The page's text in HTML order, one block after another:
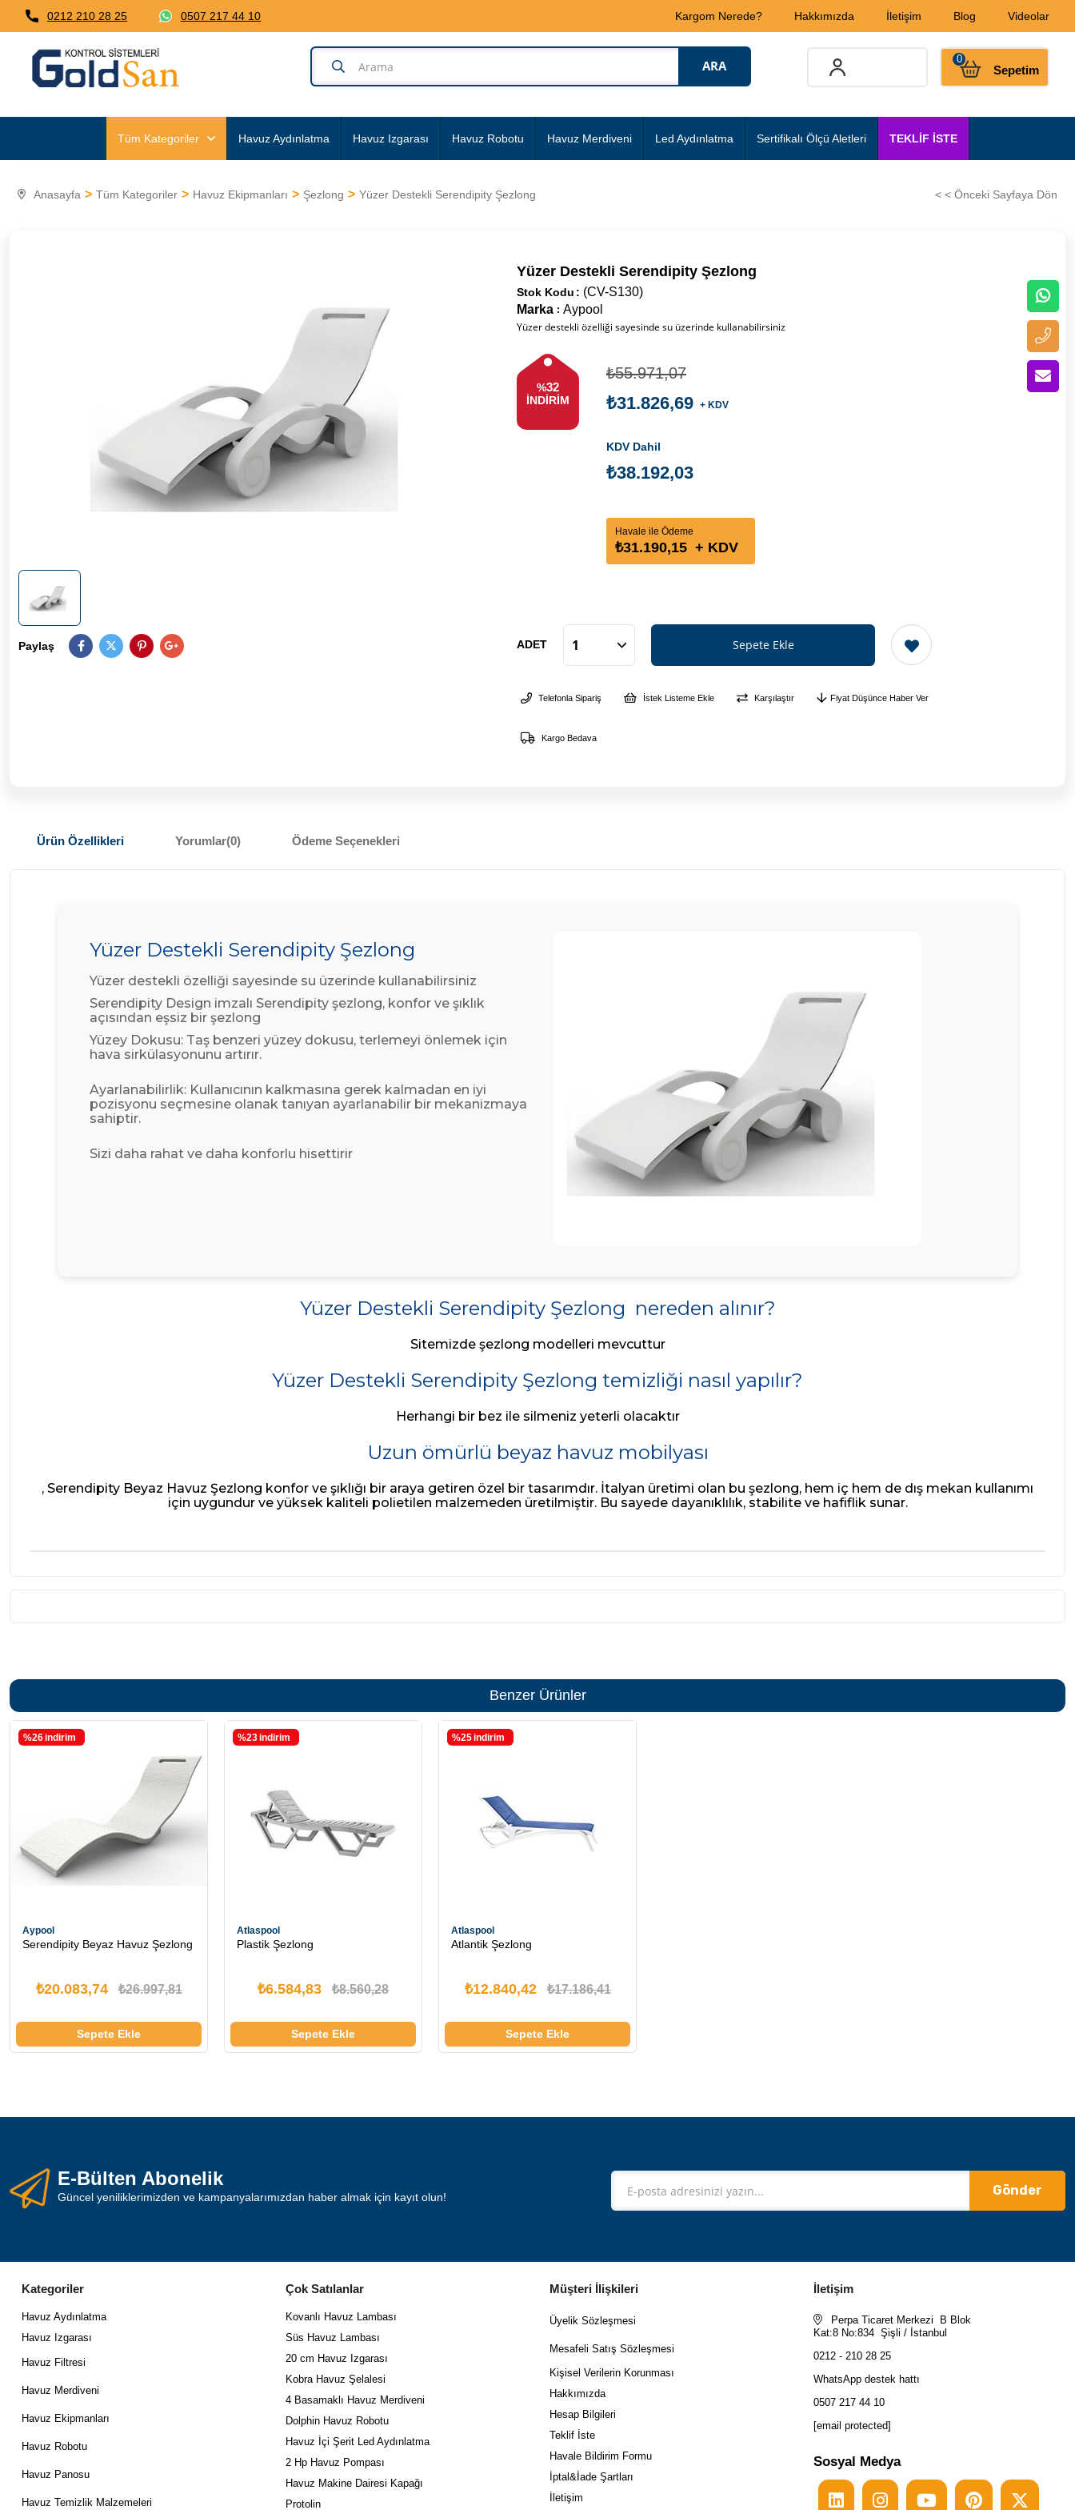
0212 210 28 25 0507 217 44 10 Kargom Nerede? Hakkımızda İletişim Blog Videolar
Sepetim
0
Tüm Kategoriler Havuz Aydınlatma Havuz Izgarası Havuz Robotu Havuz Merdiveni Led Aydınlatma Sertifikalı Ölçü Aletleri TEKLİF İSTE
Anasayfa Tüm Kategoriler Havuz Ekipmanları Şezlong Yüzer Destekli Serendipity Şezlong < < Önceki Sayfaya Dön
Paylaş
Yüzer Destekli Serendipity Şezlong
(CV-S130)
Stok Kodu
Marka : Aypool
Yüzer destekli özelliği sayesinde su üzerinde kullanabilirsiniz
%32
İNDIRIM
₺55.971,07
₺31.826,69 + KDV
KDV Dahil
₺38.192,03
Havale ile Ödeme
₺31.190,15 + KDV
ADET
Telefonla Sipariş İstek Listeme Ekle Karşılaştır Fiyat Düşünce Haber Ver
Kargo Bedava
Ürün Özellikleri Yorumlar(0) Ödeme Seçenekleri
Yüzer Destekli Serendipity Şezlong
Yüzer destekli özelliği sayesinde su üzerinde kullanabilirsiniz
Serendipity Design imzalı Serendipity şezlong, konfor ve şıklık
açısından eşsiz bir şezlong
Yüzey Dokusu: Taş benzeri yüzey dokusu, terlemeyi önlemek için
hava sirkülasyonunu artırır.
Ayarlanabilirlik: Kullanıcının kalkmasına gerek kalmadan en iyi
pozisyonu seçmesine olanak tanıyan ayarlanabilir bir mekanizmaya
sahiptir.
Sizi daha rahat ve daha konforlu hisettirir
Yüzer Destekli Serendipity Şezlong nereden alınır?
Sitemizde şezlong modelleri mevcuttur
Yüzer Destekli Serendipity Şezlong temizliği nasıl yapılır?
Herhangi bir bez ile silmeniz yeterli olacaktır
Uzun ömürlü beyaz havuz mobilyası
, Serendipity Beyaz Havuz Şezlong konfor ve şıklığı bir araya getiren özel bir tasarımdır. İtalyan üretimi olan bu şezlong, hem iç hem de dış mekan kullanımı
için uygundur ve yüksek kaliteli polietilen malzemeden üretilmiştir. Bu sayede dayanıklılık, stabilite ve hafiflik sunar.
Benzer Ürünler
Aypool
Serendipity Beyaz Havuz Şezlong
₺20.083,74 ₺26.997,81
Sepete Ekle
%26i̇ndirim
Atlaspool
Plastik Şezlong
₺6.584,83 ₺8.560,28
Sepete Ekle
%23i̇ndirim
Atlaspool
Atlantik Şezlong
₺12.840,42 ₺17.186,41
Sepete Ekle
%25i̇ndirim
E-Bülten Abonelik
Güncel yeniliklerimizden ve kampanyalarımızdan haber almak için kayıt olun! Gönder
Kategoriler
Havuz Aydınlatma
Havuz Izgarası
Havuz Filtresi
Havuz Merdiveni
Havuz Ekipmanları
Havuz Robotu
Havuz Panosu
Havuz Temizlik Malzemeleri
Çok Satılanlar
Kovanlı Havuz Lambası
Süs Havuz Lambası
20 cm Havuz Izgarası
Kobra Havuz Şelalesi
4 Basamaklı Havuz Merdiveni
Dolphin Havuz Robotu
Havuz İçi Şerit Led Aydınlatma
2 Hp Havuz Pompası
Havuz Makine Dairesi Kapağı
Protolin
Müşteri İlişkileri
Üyelik Sözleşmesi
Mesafeli Satış Sözleşmesi
Kişisel Verilerin Korunması
Hakkımızda
Hesap Bilgileri
Teklif İste
Havale Bildirim Formu
İptal&İade Şartları
İletişim
İletişim
Perpa Ticaret Merkezi B Blok
Kat:8 No:834 Şişli / İstanbul
0212 - 210 28 25
WhatsApp destek hattı
0507 217 44 10
[email protected]
Sosyal Medya